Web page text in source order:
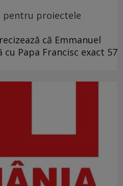
pentru proiectele
că Emmanuel
Papa Francisc exact 57